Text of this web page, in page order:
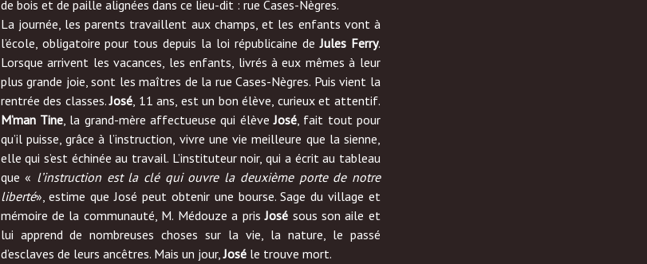
de bois et de paille alignées dans ce lieu-dit : rue Cases-Nègres.
La journée, les parents travaillent aux champs, et les enfants vont à
l’école, obligatoire pour tous depuis la loi républicaine de Jules Ferry.
Lorsque arrivent les vacances, les enfants, livrés à eux mêmes à leur
plus grande joie, sont les maîtres de la rue Cases-Nègres. Puis vient la
rentrée des classes.José, 11 ans, est un bon élève, curieux et attentif.
M’man Tine, la grand-mère affectueuse qui élèveJosé, fait tout pour
qu’il puisse, grâce à l’instruction, vivre une vie meilleure que la sienne,
elle qui s’est échinée au travail. L’instituteur noir, qui a écrit au tableau
que « l’instruction est la clé qui ouvre la deuxième porte de notre
liberté», estime que José peut obtenir une bourse. Sage du village et
mémoire de la communauté, M. Médouze a prisJosé sous son aile et
lui apprend de nombreuses choses sur la vie, la nature, le passé
d’esclaves de leurs ancêtres. Mais un jour,Joséle trouve mort.